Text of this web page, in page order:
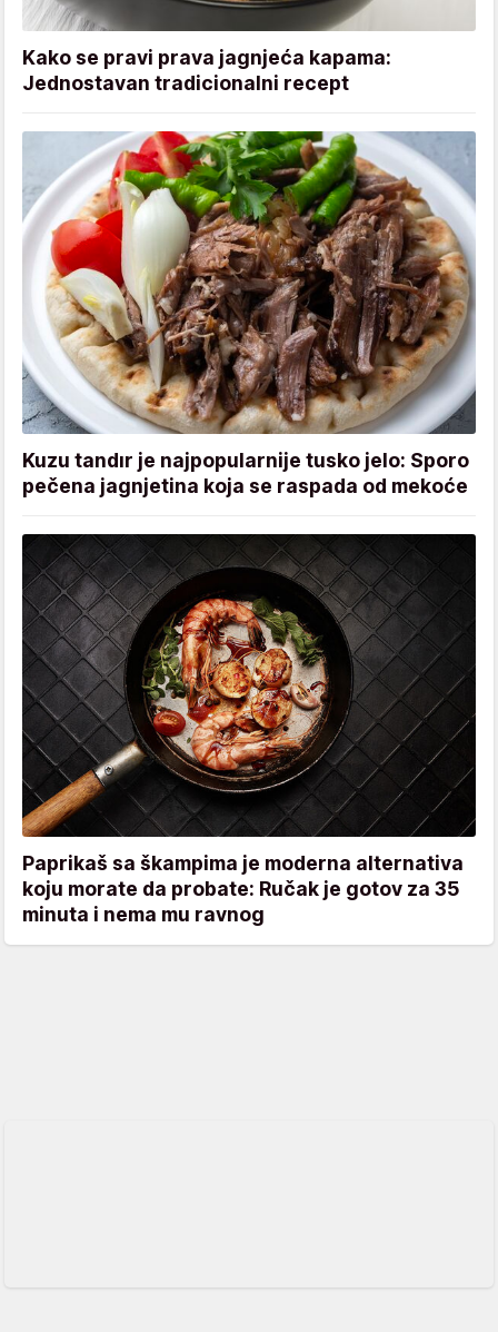
Kako se pravi prava jagnjeća kapama:
Jednostavan tradicionalni recept
Kuzu tandır je najpopularnije tusko jelo: Sporo
pečena jagnjetina koja se raspada od mekoće
Paprikaš sa škampima je moderna alternativa
koju morate da probate: Ručak je gotov za 35
minuta i nema mu ravnog